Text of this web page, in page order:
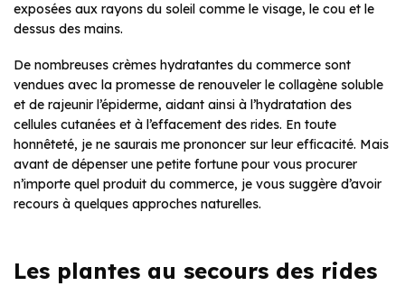
exposées aux rayons du soleil comme le visage, le cou et le
dessus des mains.
De nombreuses crèmes hydratantes du commerce sont
vendues avec la promesse de renouveler le collagène soluble
et de rajeunir l’épiderme, aidant ainsi à l’hydratation des
cellules cutanées et à l’effacement des rides. En toute
honnêteté, je ne saurais me prononcer sur leur efficacité. Mais
avant de dépenser une petite fortune pour vous procurer
n’importe quel produit du commerce, je vous suggère d’avoir
recours à quelques approches naturelles.
Les plantes au secours des rides